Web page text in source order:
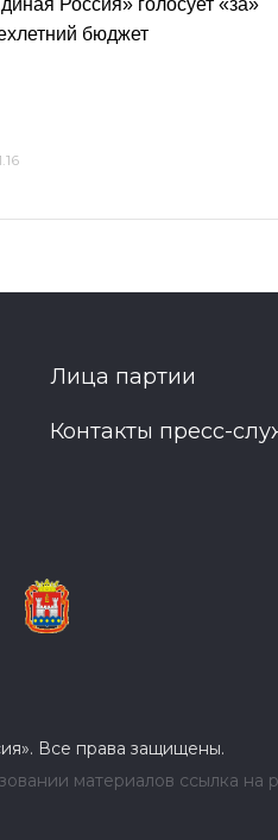
Россия» голосует «за»
бюджет
Лица партии
Контакты пресс-
Все права защищены.
материалов ссылка на